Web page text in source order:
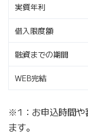
実質年利
借入限度額
融資までの期間
WEB完結
※1：お申込時間や
ます。